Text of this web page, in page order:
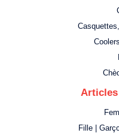
Fille |